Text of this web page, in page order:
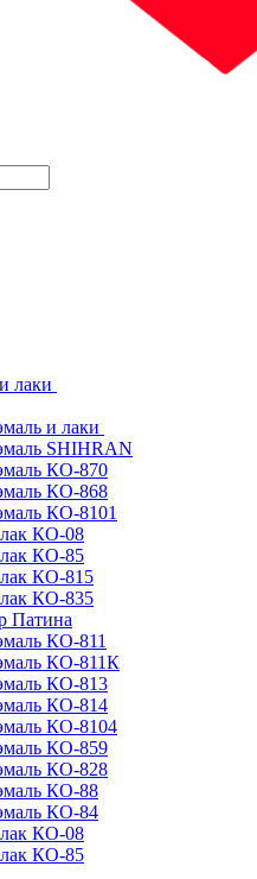
лаки
и лаки
SHIHRAN
КО-870
КО-868
КО-8101
КО-08
КО-85
КО-815
КО-835
Патина
КО-811
КО-811К
КО-813
КО-814
КО-8104
КО-859
КО-828
КО-88
КО-84
КО-08
КО-85